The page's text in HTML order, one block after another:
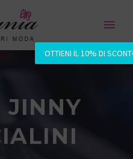
OTTIENI IL 10% DI
JINNY